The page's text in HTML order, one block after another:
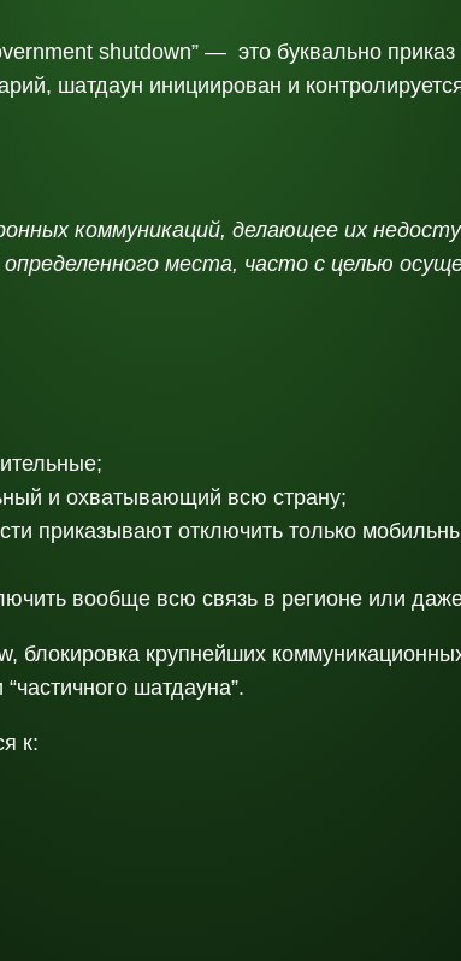
shutdown” — это буквально
шатдаун инициирован и
коммуникаций, делающее их
определенного места, часто с целью
и охватывающий всю страну;
приказывают отключить только
вообще всю связь в регионе или
крупнейших
шатдауна”.
к: